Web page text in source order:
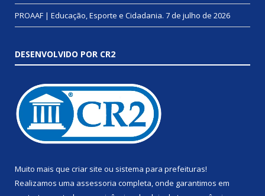
PROAAF | Educação, Esporte e Cidadania. 7 de julho de 2026
DESENVOLVIDO POR CR2
Muito mais que criar site ou sistema para prefeituras!
Realizamos uma assessoria completa, onde garantimos em